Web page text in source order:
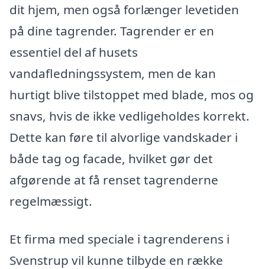
dit hjem, men også forlænger levetiden
på dine tagrender. Tagrender er en
essentiel del af husets
vandafledningssystem, men de kan
hurtigt blive tilstoppet med blade, mos og
snavs, hvis de ikke vedligeholdes korrekt.
Dette kan føre til alvorlige vandskader i
både tag og facade, hvilket gør det
afgørende at få renset tagrenderne
regelmæssigt.
Et firma med speciale i tagrenderens i
Svenstrup vil kunne tilbyde en række